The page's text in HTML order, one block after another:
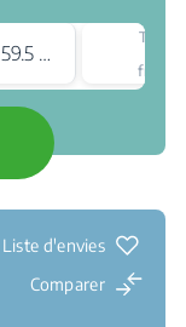
59.5 cm
Type
froid
Liste d'envies
Comparer